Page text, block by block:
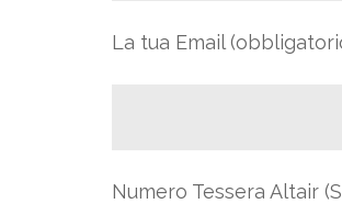
La tua Email
Numero Tessera Altair